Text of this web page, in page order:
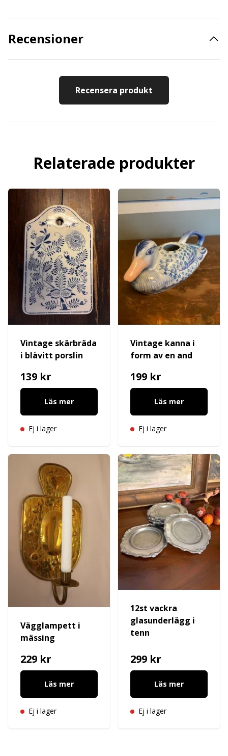
Recensioner
Recensera produkt
Relaterade produkter
Vintage skärbräda
i blåvitt porslin
139 kr
Läs mer
Ej i lager
Vintage kanna i
form av en and
199 kr
Läs mer
Ej i lager
Vägglampett i
mässing
229 kr
Läs mer
Ej i lager
12st vackra
glasunderlägg i
tenn
299 kr
Läs mer
Ej i lager